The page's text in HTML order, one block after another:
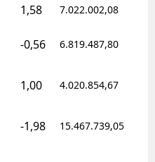
1,58 7.022.002,08
-0,56 6.819.487,80
1,00 4.020.854,67
-1,98 15.467.739,05